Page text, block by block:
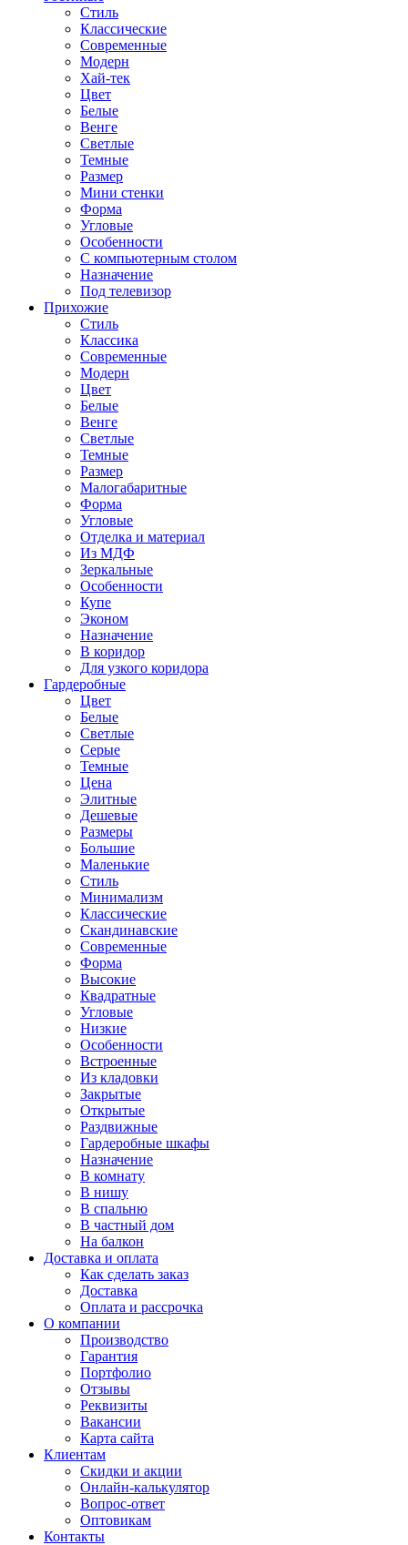
Стиль
Классические
Современные
Модерн
Хай-тек
Цвет
Белые
Венге
Светлые
Темные
Размер
Мини стенки
Форма
Угловые
Особенности
С компьютерным столом
Назначение
Под телевизор
Прихожие
Стиль
Классика
Современные
Модерн
Цвет
Белые
Венге
Светлые
Темные
Размер
Малогабаритные
Форма
Угловые
Отделка и материал
Из МДФ
Зеркальные
Особенности
Купе
Эконом
Назначение
В коридор
Для узкого коридора
Гардеробные
Цвет
Белые
Светлые
Серые
Темные
Цена
Элитные
Дешевые
Размеры
Большие
Маленькие
Стиль
Минимализм
Классические
Скандинавские
Современные
Форма
Высокие
Квадратные
Угловые
Низкие
Особенности
Встроенные
Из кладовки
Закрытые
Открытые
Раздвижные
Гардеробные шкафы
Назначение
В комнату
В нишу
В спальню
В частный дом
На балкон
Доставка и оплата
Как сделать заказ
Доставка
Оплата и рассрочка
О компании
Производство
Гарантия
Портфолио
Отзывы
Реквизиты
Вакансии
Карта сайта
Клиентам
Скидки и акции
Онлайн-калькулятор
Вопрос-ответ
Оптовикам
Контакты